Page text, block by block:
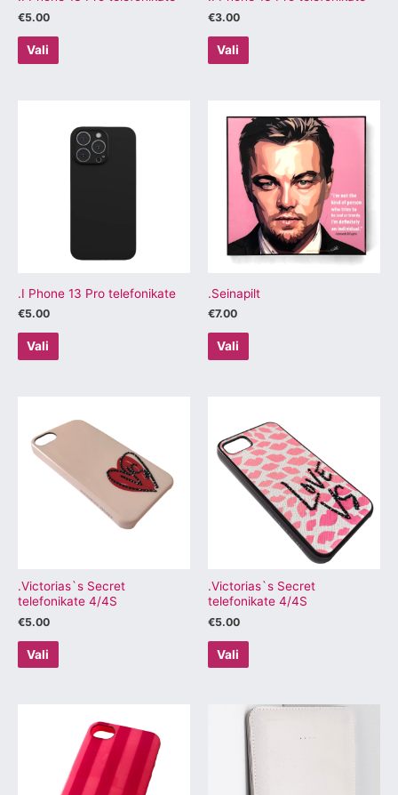
€5.00
Vali
€3.00
Vali
.I Phone 13 Pro telefonikate
€5.00
Vali
tootel
tootelehel.
.Seinapilt
€7.00
Vali
tootel
on
mitu
varianti.
Valikuid
saab
teha
tootelehel.
.Victorias`s Secret
telefonikate 4/4S
€5.00
Vali
tootel
mitu
varianti.
tootelehel.
.Victorias`s Secret
telefonikate 4/4S
€5.00
Vali
tootel
on
mitu
varianti.
Valikuid
tootelehel.
tootel
mitu
Sellel
tootel
on
mitu